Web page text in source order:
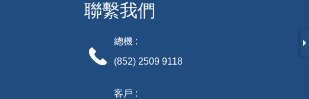
聯繫我們
總機 :
(852) 2509 9118
客戶 :